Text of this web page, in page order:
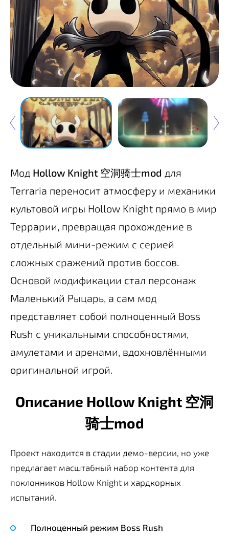
Мод Hollow Knight 空洞骑士mod для
Terraria переносит атмосферу и механики
культовой игры Hollow Knight прямо в мир
Террарии, превращая прохождение в
отдельный мини-режим с серией
сложных сражений против боссов.
Основой модификации стал персонаж
Маленький Рыцарь, а сам мод
представляет собой полноценный Boss
Rush с уникальными способностями,
амулетами и аренами, вдохновлёнными
оригинальной игрой.
Описание Hollow Knight 空洞
骑士mod
Проект находится в стадии демо-версии, но уже
предлагает масштабный набор контента для
поклонников Hollow Knight и хардкорных
испытаний.
Полноценный режим Boss Rush